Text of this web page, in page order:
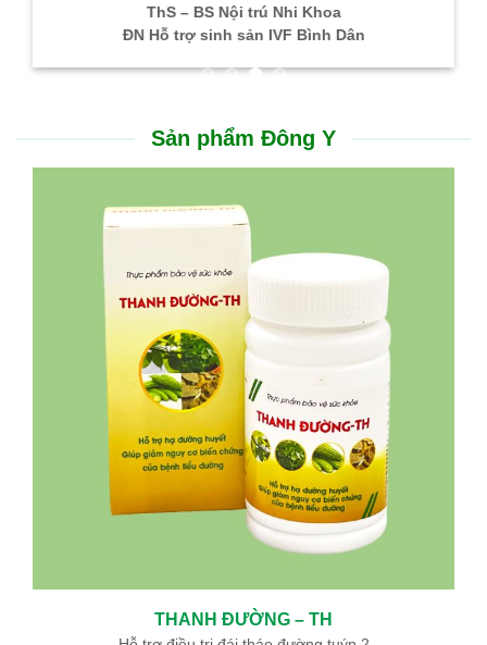
ThS – BS Nội trú Nhi Khoa
ĐN Hỗ trợ sinh sản IVF Bình Dân
Sản phẩm Đông Y
THANH ĐƯỜNG – TH